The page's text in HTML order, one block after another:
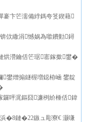
褰卞笀濡備綍鎷夸笅鍥藉
佽繖涓憾娲為噷鐨勭鐞
烘瀯鑰佸笀琚寚鎵撳鐢�
鐢熷搧鐩楃増鐚栫崡 鐢靛
鑼呯浘鏂囧濂栵紒棰佸鍏
�8鏈�22鏃ュ彫寮€ 灏嗛